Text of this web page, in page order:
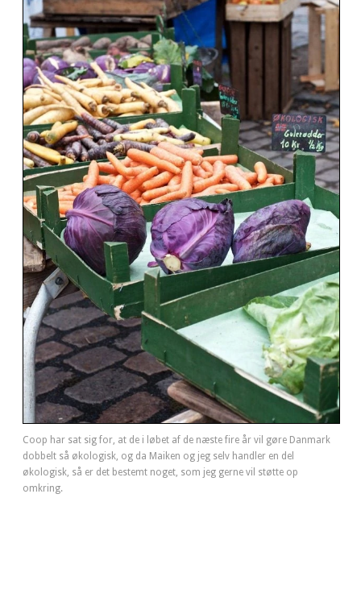
Coop har sat sig for, at de i løbet af de næste fire år vil gøre Danmark
dobbelt så økologisk, og da Maiken og jeg selv handler en del
økologisk, så er det bestemt noget, som jeg gerne vil støtte op
omkring.